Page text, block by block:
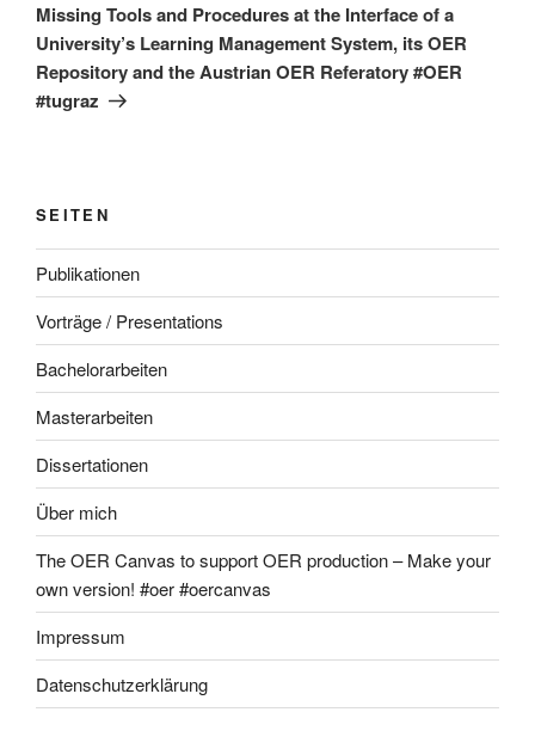
Missing Tools and Procedures at the Interface of a
University’s Learning Management System, its OER
Repository and the Austrian OER Referatory #OER
#tugraz
SEITEN
Publikationen
Vorträge / Presentations
Bachelorarbeiten
Masterarbeiten
Dissertationen
Über mich
The OER Canvas to support OER production – Make your
own version! #oer #oercanvas
Impressum
Datenschutzerklärung